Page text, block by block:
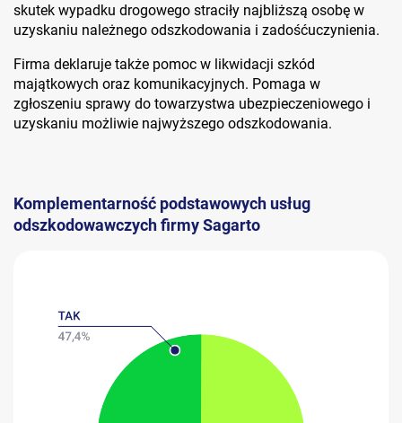
skutek wypadku drogowego straciły najbliższą osobę w
uzyskaniu należnego odszkodowania i zadośćuczynienia.
Firma deklaruje także pomoc w likwidacji szkód
majątkowych oraz komunikacyjnych. Pomaga w
zgłoszeniu sprawy do towarzystwa ubezpieczeniowego i
uzyskaniu możliwie najwyższego odszkodowania.
Komplementarność podstawowych usług
odszkodowawczych firmy Sagarto